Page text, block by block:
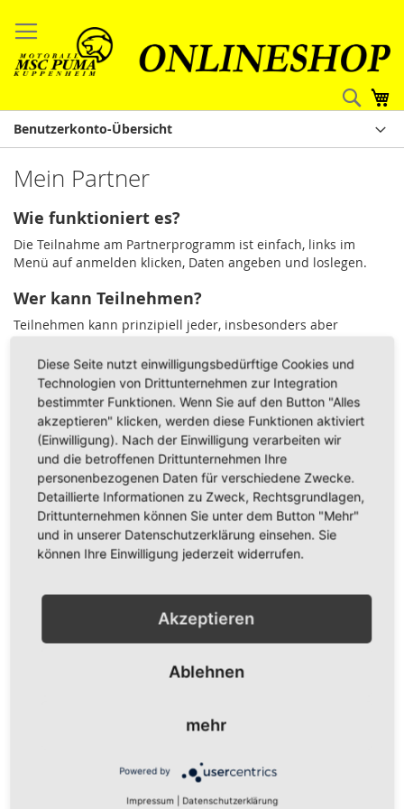
zum
Inhalt
Mein Partner
Wie funktioniert es?
Die Teilnahme am Partnerprogramm ist einfach, links im
Menü auf anmelden klicken, Daten angeben und loslegen.
Wer kann Teilnehmen?
Teilnehmen kann prinzipiell jeder, insbesonders aber
verlinkst du einfach unsere Produkte mit einem speziellen
Link, als Influencer bietest du deinen Followern
Gutscheincodes mit deren Hilfe
verkäufe dir zugeordnet werden.
Was verdiene ich?
Die Provision beträgt 20% des Warenumsatzes
Wie werde ich ausgezahlt?
Eine Auszahlung erfolgt per Überweisung oder
Paypalzahlung.
Kampagnen Comission Rabatt Valid Time
Benutzerkonto-Übersicht
Mein Wunschzettel
Diese Seite nutzt einwilligungsbedürftige Cookies und
Technologien von Drittunternehmen zur Integration
bestimmter Funktionen. Wenn Sie auf den Button "Alles
akzeptieren" klicken, werden diese Funktionen aktiviert
(Einwilligung). Nach der Einwilligung verarbeiten wir
und die betroffenen Drittunternehmen Ihre
personenbezogenen Daten für verschiedene Zwecke.
Detaillierte Informationen zu Zweck, Rechtsgrundlagen,
Drittunternehmen können Sie unter dem Button "Mehr"
und in unserer Datenschutzerklärung einsehen. Sie
können Ihre Einwilligung jederzeit widerrufen.
Akzeptieren
Ablehnen
mehr
Powered by
Impressum Datenschutzerklärung